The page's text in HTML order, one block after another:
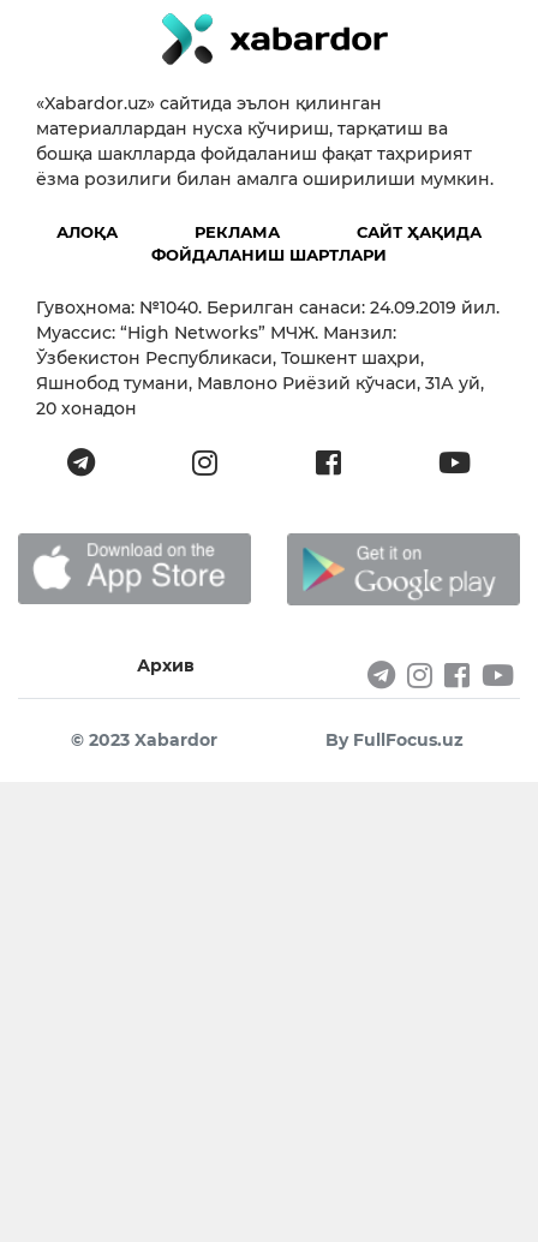
«Xabardor.uz» сайтида эълон қилинган
материаллардан нусха кўчириш, тарқатиш ва
бошқа шаклларда фойдаланиш фақат таҳририят
ёзма розилиги билан амалга оширилиши мумкин.
АЛОҚА РЕКЛАМА
САЙТ ҲАҚИДА
ФОЙДАЛАНИШ ШАРТЛАРИ
Гувоҳнома: №1040. Берилган санаси: 24.09.2019 йил.
Муассис: “High Networks” МЧЖ. Манзил:
Ўзбекистон Республикаси, Тошкент шаҳри,
Яшнобод тумани, Мавлоно Риёзий кўчаси, 31А уй,
20 хонадон
Архив
© 2023 Xabardor By FullFocus.uz